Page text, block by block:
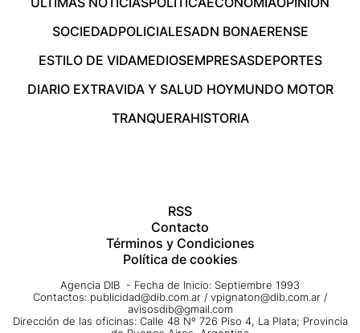
SOCIEDADPOLICIALESADN BONAERENSE
ESTILO DE VIDAMEDIOSEMPRESASDEPORTES
DIARIO EXTRAVIDA Y SALUD HOYMUNDO MOTOR
TRANQUERAHISTORIA
RSS
Contacto
Términos y Condiciones
Política de cookies
Agencia DIB - Fecha de Inicio: Septiembre 1993
Contactos: publicidad@dib.com.ar / vpignaton@dib.com.ar /
avisosdib@gmail.com
Dirección de las oficinas: Calle 48 Nº 726 Piso 4, La Plata; Provincia